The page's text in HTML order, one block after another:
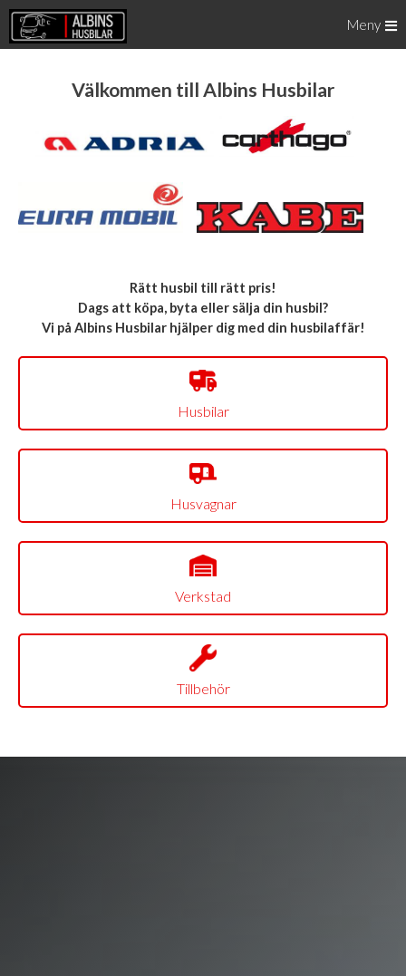
Meny
Välkommen till Albins Husbilar
Rätt husbil till rätt pris!
Dags att köpa, byta eller sälja din husbil?
Vi på Albins Husbilar hjälper dig med din husbilaffär!
Husbilar
Husvagnar
Verkstad
Tillbehör